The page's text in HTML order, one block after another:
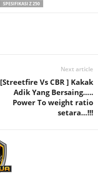
SPESIFIKASI Z 250
Next article
[Streetfire Vs CBR ] Kakak
Adik Yang Bersaing…..
Power To weight ratio
setara…!!!